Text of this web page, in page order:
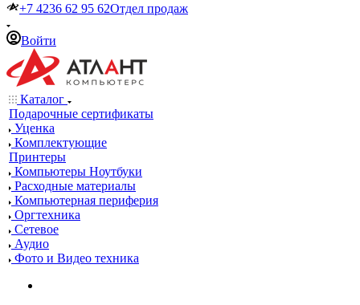
+7 4236 62 95 62Отдел продаж
Войти
Каталог
Подарочные сертификаты
Уценка
Комплектующие
Принтеры
Компьютеры Ноутбуки
Расходные материалы
Компьютерная периферия
Оргтехника
Сетевое
Аудио
Фото и Видео техника